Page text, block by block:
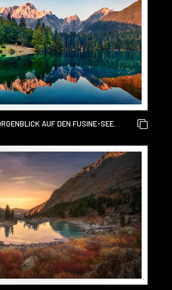
AUF DEN FUSINE-SEE.
GIPFEL IM HINTERGRUND, PROVINZ
SCHÖNHEIT DES